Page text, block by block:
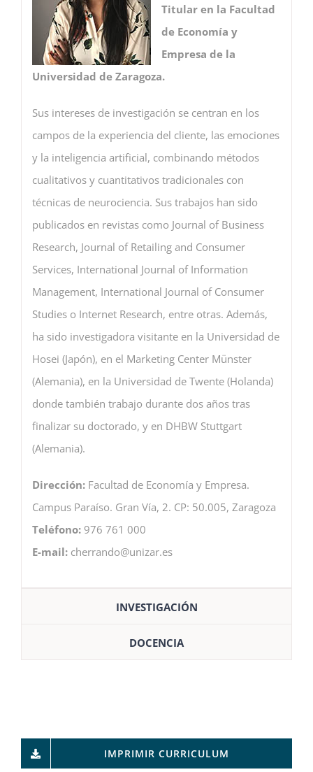
Titular en la Facultad
de Economía y
Empresa de la
Universidad de Zaragoza.
Sus intereses de investigación se centran en los
campos de la experiencia del cliente, las emociones
y la inteligencia artificial, combinando métodos
cualitativos y cuantitativos tradicionales con
técnicas de neurociencia. Sus trabajos han sido
publicados en revistas como Journal of Business
Research, Journal of Retailing and Consumer
Services, International Journal of Information
Management, International Journal of Consumer
Studies o Internet Research, entre otras. Además,
ha sido investigadora visitante en la Universidad de
Hosei (Japón), en el Marketing Center Münster
(Alemania), en la Universidad de Twente (Holanda)
donde también trabajo durante dos años tras
finalizar su doctorado, y en DHBW Stuttgart
(Alemania).
Dirección: Facultad de Economía y Empresa.
Campus Paraíso. Gran Vía, 2. CP: 50.005, Zaragoza
Teléfono: 976 761 000
E-mail: cherrando@unizar.es
INVESTIGACIÓN
DOCENCIA
IMPRIMIR CURRICULUM